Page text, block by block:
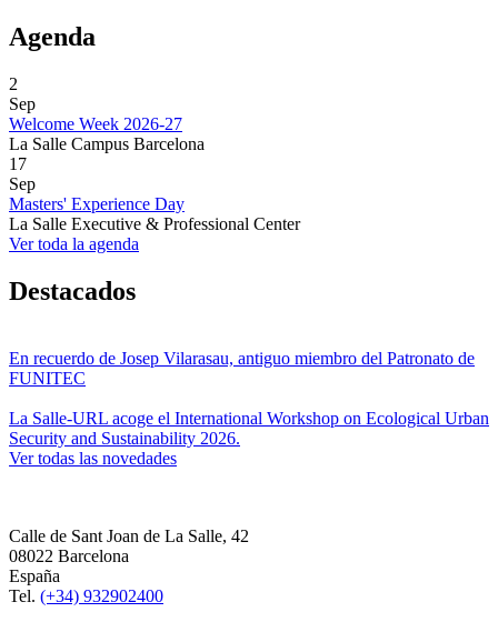
Agenda
2
Sep
Welcome Week 2026-27
La Salle Campus Barcelona
17
Sep
Masters' Experience Day
La Salle Executive & Professional Center
Ver toda la agenda
Destacados
En recuerdo de Josep Vilarasau, antiguo miembro del Patronato de
FUNITEC
La Salle-URL acoge el International Workshop on Ecological Urban
Security and Sustainability 2026.
Ver todas las novedades
Calle de Sant Joan de La Salle, 42
08022 Barcelona
España
Tel. (+34) 932902400